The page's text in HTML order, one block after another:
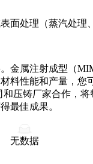
面处理（蒸汽处理
金属注射成型（
性能和产量，您
压铸厂家合作，将
最佳成果。
无数据